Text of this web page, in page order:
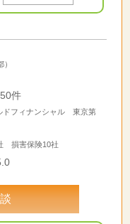
）
件
ドフィナンシャル 東京第
損害保険10社